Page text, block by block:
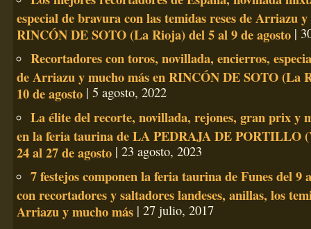
especial de bravura con las temidas reses de Arriazu y
RINCÓN DE SOTO (La Rioja) del 5 al 9 de agosto|
Recortadores con toros, novillada, encierros,
de Arriazu y mucho más en RINCÓN DE SOTO (La
10 de agosto| 5 agosto, 2022
La élite del recorte, novillada, rejones, gran prix y
en la feria taurina de LA PEDRAJA DE PORTILLO
24 al 27 de agosto| 23 agosto, 2023
7 festejos componen la feria taurina de Funes del 9
con recortadores y saltadores landeses, anillas, los
Arriazu y mucho más| 27 julio, 2017